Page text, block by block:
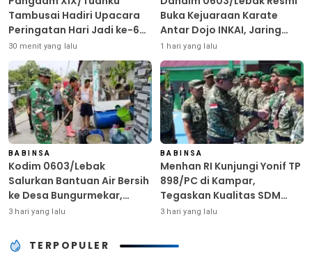
Tambusai Hadiri Upacara
Peringatan Hari Jadi ke-69
Provinsi Riau
30 menit yang lalu
Buka Kejuaraan Karate
Antar Dojo INKAI, Jaring
Bibit Atlet Unggul Sambut
HUT ke-81 RI
1 hari yang lalu
BABINSA
Kodim 0603/Lebak
Salurkan Bantuan Air Bersih
ke Desa Bungurmekar,
Ringankan Beban Warga
3 hari yang lalu
BABINSA
Menhan RI Kunjungi Yonif TP
898/PC di Kampar,
Tegaskan Kualitas SDM
Kunci Kekuatan TNI
3 hari yang lalu
TERPOPULER